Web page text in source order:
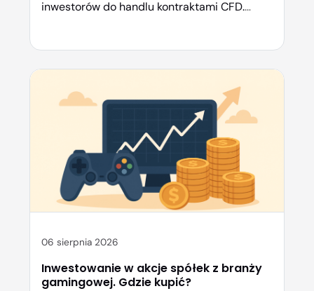
inwestorów do handlu kontraktami CFD.
jednocześnie rośnie ryzyko poniesienia strat.
W tym artykule wyjaśniamy, jak działa lewar
w kontraktach CFD, jakie ma zalety i
zagrożenia, […]
06 sierpnia 2026
Inwestowanie w akcje spółek z branży
gamingowej. Gdzie kupić?